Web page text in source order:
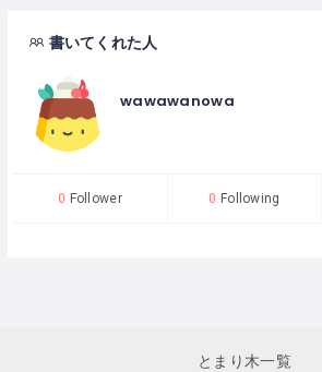
書いてくれた人
wawawanowa
0 Follower 0 Following
とまり木一覧